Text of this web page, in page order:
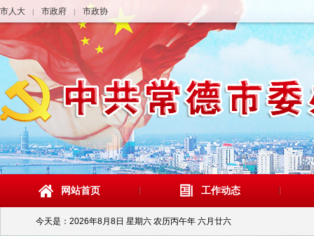
市人大 | 市政府 | 市政协
网站首页 工作动态
今天是： 2026年8月8日 星期六 农历丙午年 六月廿六